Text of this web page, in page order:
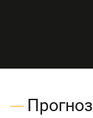
Прогноз